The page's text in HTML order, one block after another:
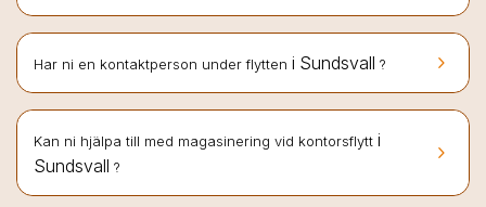
keyboard_arrow_right
Har ni en kontaktperson under flytten i Sundsvall ?
keyboard_arrow_right
Kan ni hjälpa till med magasinering vid kontorsflytt i
Sundsvall ?